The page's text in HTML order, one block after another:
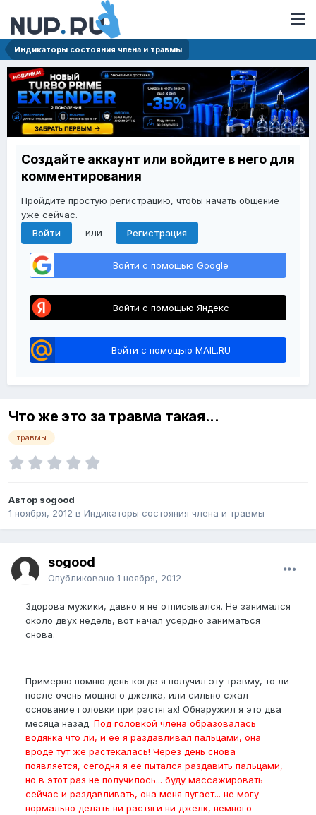
Индикаторы состояния члена и травмы
Создайте аккаунт или войдите в него для
комментирования
Пройдите простую регистрацию, чтобы начать общение
уже сейчас.
Войти
или Регистрация
Войти с помощью Google
Войти с помощью Яндекс
Войти с помощью MAIL.RU
Что же это за травма такая...
травмы
Автор sogood
1 ноября, 2012 в Индикаторы состояния члена и травмы
sogood
Опубликовано 1 ноября, 2012
Здорова мужики, давно я не отписывался. Не занимался
около двух недель, вот начал усердно заниматься
снова.
Примерно помню день когда я получил эту травму, то ли
после очень мощного джелка, или сильно сжал
основание головки при растягах! Обнаружил я это два
месяца назад. Под головкой члена образовалась
водянка что ли, и её я раздавливал пальцами, она
вроде тут же растекалась! Через день снова
появляется, сегодня я её пытался раздавить пальцами,
но в этот раз не получилось... буду массажировать
сейчас и раздавливать, она меня пугает... не могу
нормально делать ни растяги ни джелк, немного